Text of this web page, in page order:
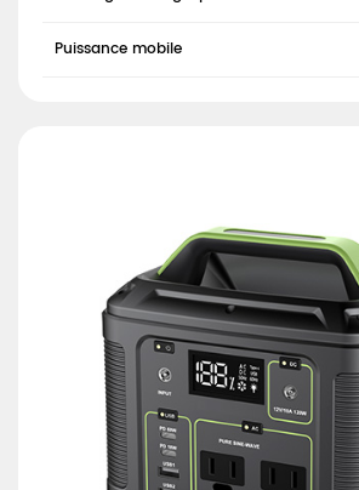
Puissance mobile